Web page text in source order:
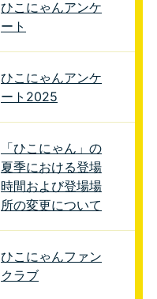
ひこにゃんアンケ
ート
ひこにゃんアンケ
ート2025
「ひこにゃん」の
夏季における登場
時間および登場場
所の変更について
ひこにゃんファン
クラブ